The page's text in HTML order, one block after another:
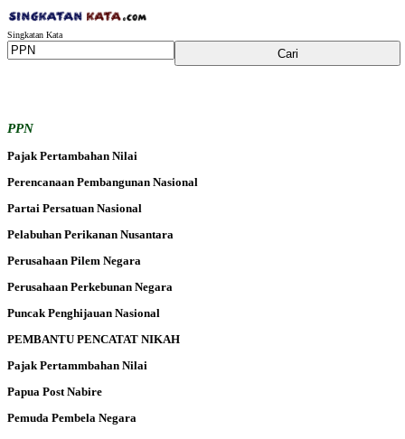
Singkatan Kata
PPN
Pajak Pertambahan Nilai
Perencanaan Pembangunan Nasional
Partai Persatuan Nasional
Pelabuhan Perikanan Nusantara
Perusahaan Pilem Negara
Perusahaan Perkebunan Negara
Puncak Penghijauan Nasional
PEMBANTU PENCATAT NIKAH
Pajak Pertammbahan Nilai
Papua Post Nabire
Pemuda Pembela Negara